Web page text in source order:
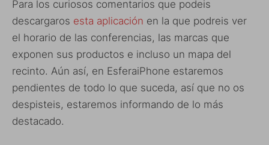
Para los curiosos comentarios que podeis
descargaros esta aplicación en la que podreis ver
el horario de las conferencias, las marcas que
exponen sus productos e incluso un mapa del
recinto. Aún así, en EsferaiPhone estaremos
pendientes de todo lo que suceda, así que no os
despisteis, estaremos informando de lo más
destacado.